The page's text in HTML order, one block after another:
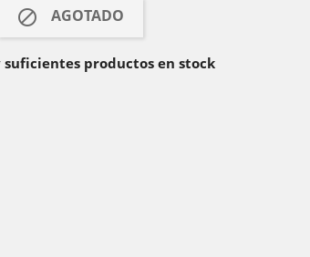
 AGOTADO
suficientes productos en stock